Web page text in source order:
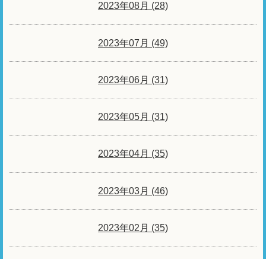
2023年08月 (28)
2023年07月 (49)
2023年06月 (31)
2023年05月 (31)
2023年04月 (35)
2023年03月 (46)
2023年02月 (35)